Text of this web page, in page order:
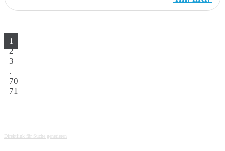
1
2
3
.
70
71
Direktlink für Suche generieren